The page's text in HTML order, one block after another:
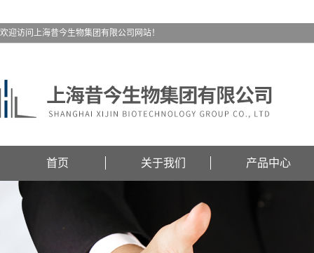
欢迎访问上海昔今生物集团有限公司网站！
首页 关于我们 产品中心